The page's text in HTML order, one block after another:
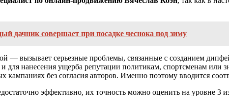
дачник совершает при посадке чеснока под зиму
— вызывает серьезные проблемы, связанные с созданием
и для нанесения ущерба репутации политикам, спортсменам
без согласия авторов. Именно поэтому вводится
эффективно, их точность можно оценить на уровне 3